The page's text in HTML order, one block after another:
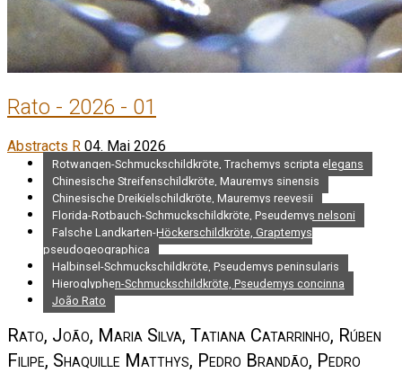
Rato - 2026 - 01
Abstracts R 04. Mai 2026
Rotwangen-Schmuckschildkröte, Trachemys scripta elegans
Chinesische Streifenschildkröte, Mauremys sinensis
Chinesische Dreikielschildkröte, Mauremys reevesii
Florida-Rotbauch-Schmuckschildkröte, Pseudemys nelsoni
Falsche Landkarten-Höckerschildkröte, Graptemys
pseudogeographica
Halbinsel-Schmuckschildkröte, Pseudemys peninsularis
Hieroglyphen-Schmuckschildkröte, Pseudemys concinna
João Rato
Rato, João, Maria Silva, Tatiana Catarrinho, Rúben
Filipe, Shaquille Matthys, Pedro Brandão, Pedro